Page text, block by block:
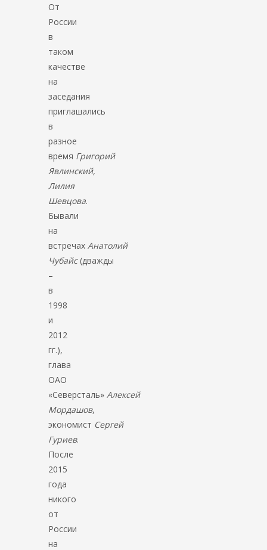
От
России
в
таком
качестве
на
заседания
приглашались
в
разное
время Григорий
Явлинский,
Лилия
Шевцова.
Бывали
на
встречахАнатолий
Чубайс(дважды
–
в
1998
и
2012
гг.),
глава
ОАО
«Северсталь»Алексей
Мордашов,
экономист Сергей
Гуриев.
После
2015
года
никого
от
России
на